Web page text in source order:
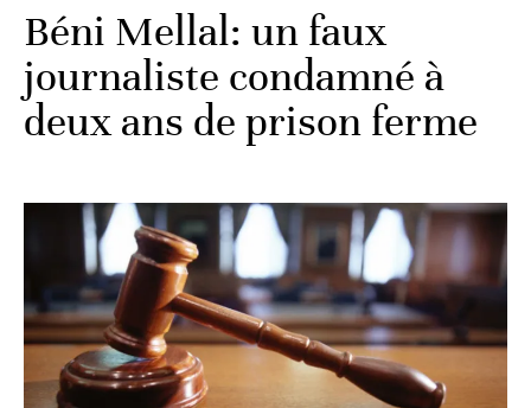
Béni Mellal: un faux
journaliste condamné à
deux ans de prison ferme